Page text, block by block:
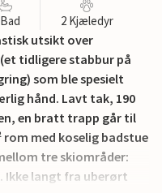
2 Kjæledyr
utsikt over
tidligere stabbur på
som ble spesielt
hånd. Lavt tak, 190
en bratt trapp går til
rom med koselig badstue
tre skiområder:
Ikke langt fra uberørt